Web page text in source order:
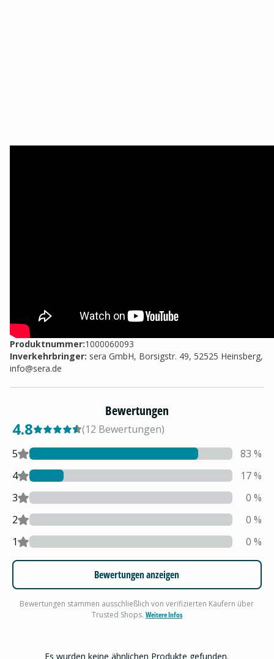
Produktnummer:1000060093
Inverkehrbringer: sera GmbH, Borsigstr. 49, 52525 Heinsberg,
info@sera.de
Bewertungen
4.8 (12 Bewertungen)
5
83 %
4
17%
3
0 %
2
0 %
1
0 %
Bewertungen anzeigen
Bewertungen stammen ausschließlich von verifizierten Käufern über
Trusted Shops. Weitere Infos
Es wurden keine ähnlichen Produkte gefunden.